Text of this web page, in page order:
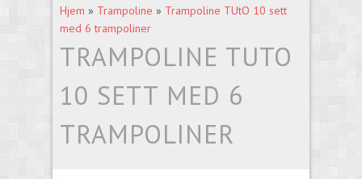
Hjem » Trampoline » Trampoline TUtO 10 sett
med 6 trampoliner
TRAMPOLINE TUTO
10 SETT MED 6
TRAMPOLINER